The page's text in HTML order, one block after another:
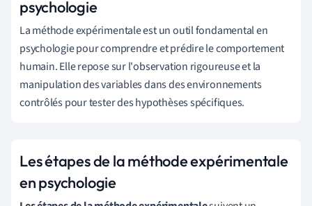
psychologie
La méthode expérimentale est un outil fondamental en
psychologie pour comprendre et prédire le comportement
humain. Elle repose sur l'observation rigoureuse et la
manipulation des variables dans des environnements
contrôlés pour tester des hypothèses spécifiques.
Les étapes de la méthode expérimentale
en psychologie